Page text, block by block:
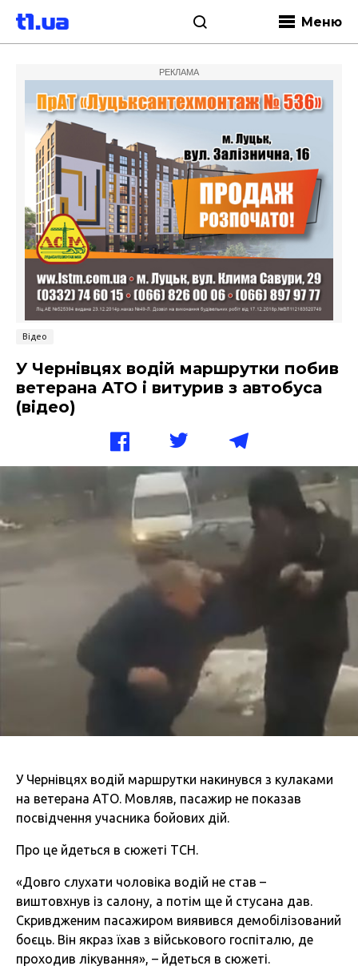
Меню
РЕКЛАМА
Відео
У Чернівцях водій маршрутки побив
ветерана АТО і витурив з автобуса
(відео)
У Чернівцях водій маршрутки накинувся з кулаками
на ветерана АТО. Мовляв, пасажир не показав
посвідчення учасника бойових дій.
Про це йдеться в сюжеті ТСН.
«Довго слухати чоловіка водій не став –
виштовхнув із салону, а потім ще й стусана дав.
Скривдженим пасажиром виявився демобілізований
боєць. Він якраз їхав з військового госпіталю, де
проходив лікування», – йдеться в сюжеті.